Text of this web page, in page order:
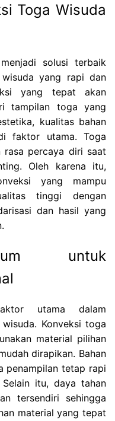
Toga Wisuda
solusi terbaik
yang rapi dan
yang tepat akan
tampilan toga yang
kualitas bahan
faktor utama. Toga
rasa percaya diri saat
Oleh karena itu,
yang mampu
tinggi dengan
dan hasil yang
untuk
utama dalam
Konveksi toga
material pilihan
dirapikan. Bahan
penampilan tetap rapi
itu, daya tahan
tersendiri sehingga
material yang tepat